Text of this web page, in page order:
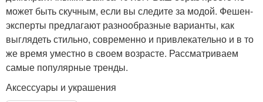
может быть скучным, если вы следите за модой. Фешен-
эксперты предлагают разнообразные варианты, как
выглядеть стильно, современно и привлекательно и в то
же время уместно в своем возрасте. Рассматриваем
самые популярные тренды.
Аксессуары и украшения